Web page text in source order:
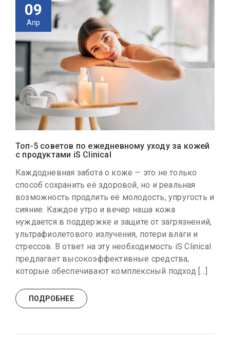
09
Апр
Топ-5 советов по ежедневному уходу за кожей
с продуктами iS Clinical
Каждодневная забота о коже — это не только
способ сохранить её здоровой, но и реальная
возможность продлить её молодость, упругость и
сияние. Каждое утро и вечер наша кожа
нуждается в поддержке и защите от загрязнений,
ультрафиолетового излучения, потери влаги и
стрессов. В ответ на эту необходимость iS Clinical
предлагает высокоэффективные средства,
которые обеспечивают комплексный подход […]
ПОДРОБНЕЕ